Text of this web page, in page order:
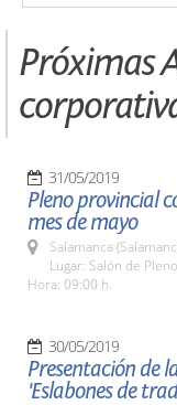
Próximas
31/05/2019
Pleno provincial
mes de mayo
Salamanca
Lugar: Salón de
Hora: 09:00 h.
30/05/2019
Presentación de
'Eslabones de